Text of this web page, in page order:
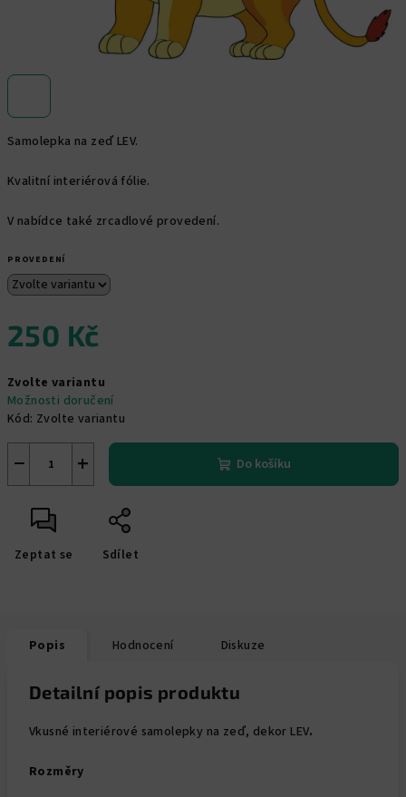
Samolepka na zeď LEV.
Kvalitní interiérová fólie.
V nabídce také zrcadlové provedení.
PROVEDENÍ
250 Kč
cena:
Zvolte variantu
Možnosti doručení
Kód: Zvolte variantu
+
− Do košíku
Zeptat se Sdílet
Popis Hodnocení Diskuze
Detailní popis produktu
Vkusné interiérové samolepky na zeď, dekor LEV.
Rozměry